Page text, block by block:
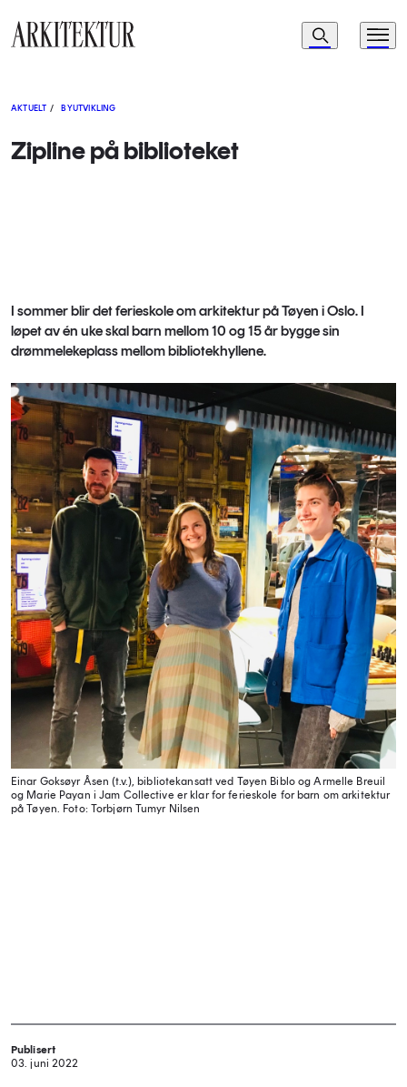
Navigasjon
Søk Meny
AKTUELT / BYUTVIKLING
Zipline på biblioteket
I sommer blir det ferieskole om arkitektur på Tøyen i Oslo. I
løpet av én uke skal barn mellom 10 og 15 år bygge sin
drømmelekeplass mellom bibliotekhyllene.
Einar Goksøyr Åsen (t.v.), bibliotekansatt ved Tøyen Biblo og Armelle Breuil
og Marie Payan i Jam Collective er klar for ferieskole for barn om arkitektur
på Tøyen. Foto: Torbjørn Tumyr Nilsen
Publisert
03. juni 2022